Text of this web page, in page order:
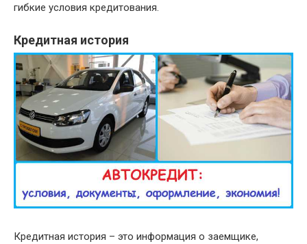
гибкие условия кредитования.
Кредитная история
Кредитная история – это информация о заемщике,